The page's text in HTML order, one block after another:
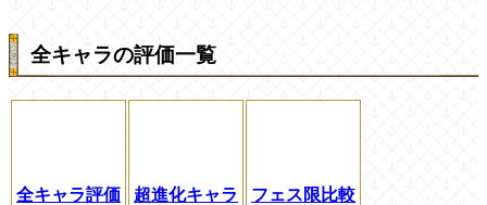
全キャラの評価一覧
全キャラ評価 超進化キャラ フェス限比較